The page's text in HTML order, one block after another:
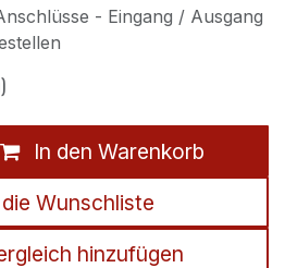
- Eingang / Ausgang
In den Warenkorb
hinzufügen
Wunschliste